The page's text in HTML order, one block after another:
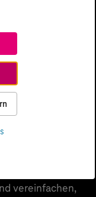
digitale
vereinfachen,